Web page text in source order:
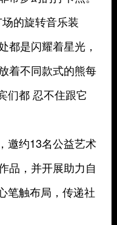
的旋转音乐装
都是闪耀着星光，
着不同款式的熊每
们都 忍不住跟它
邀约13名公益艺术
品，并开展助力自
笔触布局，传递社